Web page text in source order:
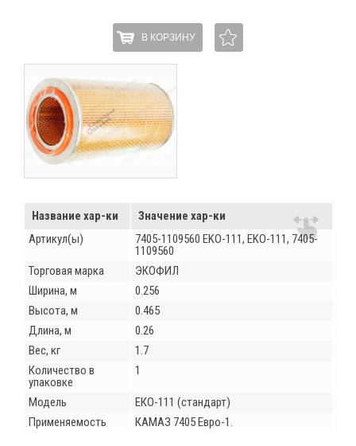
В КОРЗИНУ
Название хар-ки
Значение хар-ки
Артикул(ы)
7405-1109560 EKO-111, EKO-111, 7405-
1109560
Торговая марка
ЭКОФИЛ
Ширина, м
0.256
Высота, м
0.465
Длина, м
0.26
Вес, кг
1.7
Количество в
упаковке
1
Модель
ЕКО-111 (стандарт)
Применяемость
КАМАЗ 7405 Евро-1.